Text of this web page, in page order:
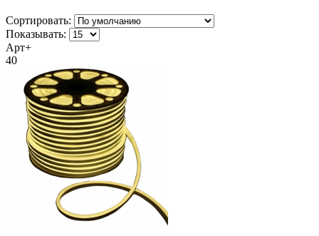
Сортировать:
Показывать:
Арт+
40